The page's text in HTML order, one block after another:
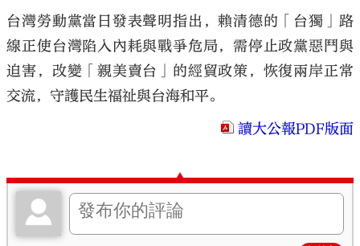
台灣勞動黨當日發表聲明指出，賴清德的「台獨」路
線正使台灣陷入內耗與戰爭危局，需停止政黨惡鬥與
迫害，改變「親美賣台」的經貿政策，恢復兩岸正常
交流，守護民生福祉與台海和平。
讀大公報PDF版面